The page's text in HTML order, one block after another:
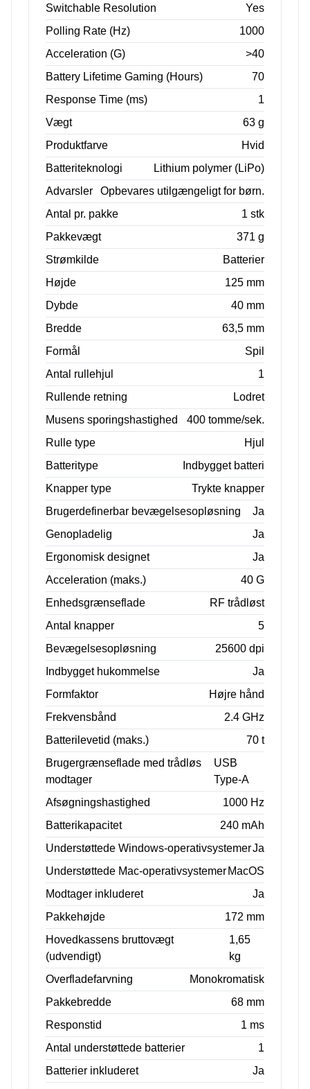
Switchable Resolution
Yes
Polling Rate (Hz)
1000
Acceleration (G)
>40
Battery Lifetime Gaming (Hours)
70
Response Time (ms)
1
Vægt
63 g
Produktfarve
Hvid
Batteriteknologi
Lithium polymer (LiPo)
Advarsler
Opbevares utilgængeligt for børn.
Antal pr. pakke
1 stk
Pakkevægt
371 g
Strømkilde
Batterier
Højde
125 mm
Dybde
40 mm
Bredde
63,5 mm
Formål
Spil
Antal rullehjul
1
Rullende retning
Lodret
Musens sporingshastighed
400 tomme/sek.
Rulle type
Hjul
Batteritype
Indbygget batteri
Knapper type
Trykte knapper
Brugerdefinerbar bevægelsesopløsning
Ja
Genopladelig
Ja
Ergonomisk designet
Ja
Acceleration (maks.)
40 G
Enhedsgrænseflade
RF trådløst
Antal knapper
5
Bevægelsesopløsning
25600 dpi
Indbygget hukommelse
Ja
Formfaktor
Højre hånd
Frekvensbånd
2.4 GHz
Batterilevetid (maks.)
70 t
Brugergrænseflade med trådløs
modtager
USB
Type-A
Afsøgningshastighed
1000 Hz
Batterikapacitet
240 mAh
Understøttede Windows-operativsystemerJa
Understøttede Mac-operativsystemer MacOS
Modtager inkluderet
Ja
Pakkehøjde
172 mm
Hovedkassens bruttovægt
(udvendigt)
1,65
kg
Overfladefarvning
Monokromatisk
Pakkebredde
68 mm
Responstid
1 ms
Antal understøttede batterier
1
Batterier inkluderet
Ja